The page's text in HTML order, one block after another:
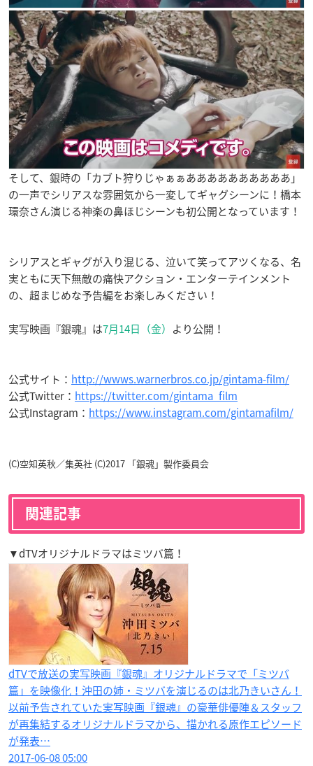
そして、銀時の「カブト狩りじゃぁぁああああああああああ」
の一声でシリアスな雰囲気から一変してギャグシーンに！橋本
環奈さん演じる神楽の鼻ほじシーンも初公開となっています！
シリアスとギャグが入り混じる、泣いて笑ってアツくなる、名
実ともに天下無敵の痛快アクション・エンターテインメント
の、超まじめな予告編をお楽しみください！
実写映画『銀魂』は7月14日（金） より公開！
公式サイト： http://wwws.warnerbros.co.jp/gintama-film/
公式Twitter： https://twitter.com/gintama_film
公式Instagram： https://www.instagram.com/gintamafilm/
(C)空知英秋／集英社 (C)2017 「銀魂」製作委員会
関連記事
▼dTVオリジナルドラマはミツバ篇！
dTVで放送の実写映画『銀魂』オリジナルドラマで「ミツバ
篇」を映像化！沖田の姉・ミツバを演じるのは北乃きいさん！
以前予告されていた実写映画『銀魂』の豪華俳優陣＆スタッフ
が再集結するオリジナルドラマから、描かれる原作エピソード
が発表…
2017-06-08 05:00